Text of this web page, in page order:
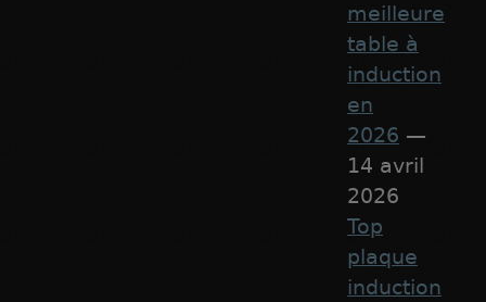
meilleure
table à
induction
en
2026 —
14 avril
2026
Top
plaque
induction